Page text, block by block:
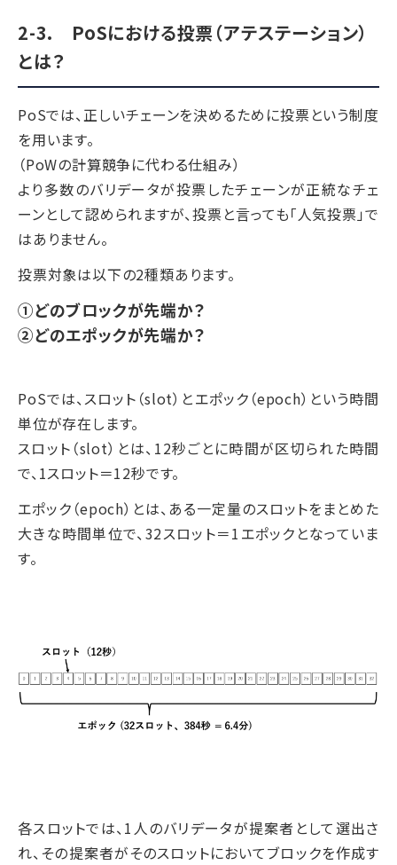
2-3. PoSにおける投票（アテステーション）
とは？
PoSでは、正しいチェーンを決めるために投票という制度
を用います。
（PoWの計算競争に代わる仕組み）
より多数のバリデータが投票したチェーンが正統なチェ
ーンとして認められますが、投票と言っても「人気投票」で
はありません。
投票対象は以下の2種類あります。
①どのブロックが先端か？
②どのエポックが先端か？
PoSでは、スロット（slot）とエポック（epoch）という時間
単位が存在します。
スロット（slot）とは、12秒ごとに時間が区切られた時間
で、1スロット＝12秒です。
エポック（epoch）とは、ある一定量のスロットをまとめた
大きな時間単位で、32スロット＝1エポックとなっていま
す。
各スロットでは、1人のバリデータが提案者として選出さ
れ、その提案者がそのスロットにおいてブロックを作成す